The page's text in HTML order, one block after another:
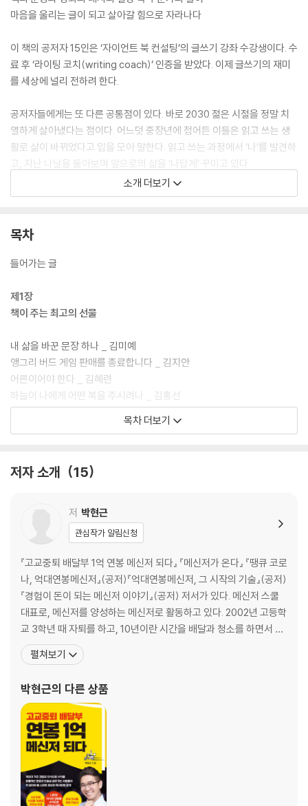
마음을 울리는 글이 되고 살아갈 힘으로 자라나다
이 책의 공저자 15인은 ‘자이언트 북 컨설팅’의 글쓰기 강좌 수강생이다. 수
료 후 ‘라이팅 코치(writing coach)’ 인증을 받았다. 이제 글쓰기의 재미
를 세상에 널리 전하려 한다.
공저자들에게는 또 다른 공통점이 있다. 바로 2030 젊은 시절을 정말 치
열하게 살아냈다는 점이다. 어느덧 중장년에 접어든 이들은 읽고 쓰는 생
활로 삶이 바뀌었다고 입을 모아 말한다. 읽고 쓰는 과정에서 ‘나’를 발견하
고, 지난 나날을 돌아보며 앞으로의 삶을 ‘나답게’ 꾸미고 있다.
글쓰기의 힘은 이토록 위대하다. 거창한 주제가 아니어도 좋다. 일상에서
음이 보이고 세상이 보인다. 그렇게 찾아낸 ‘진정한 나’로서 꿋꿋이 살아가
소개 더보기
목차
들어가는 글
제1장
책이 주는 최고의 선물
내 삶을 바꾼 문장 하나 _ 김미예
앵그리 버드 게임 판매를 종료합니다 _ 김지안
어른이어야 한다 _ 김혜련
하늘이 나에게 어떤 복을 주시려나 _ 김홍선
나의 인생, 나의 문장 _ 김한송
새로운 일을 시작하려는 나에게 _ 김희진
책에서 찾은 인생 단어 _ 석승희
비난하지 않는 삶의 태도 _ 이영숙 Grace
소중한 사람을 보는 건 기적이다 _ 이현경
묵묵히 하는 세 가지 쓰기 _ 이혜진
내가 만드는 미래, 그 찬란한 날을 위해 _ 윤희진
모두의 삶을 이롭게 할 지혜를 찾다 _ 정선묵
제2장
명대사는 어떻게 희망이 되는가
다행이다, 기댈 곳이 있어서 _ 김미예
당신, 많이 노력했어 _ 김혜련
하루가 온전히 내 것이라는 것 _ 김홍선
선물처럼 내게 온 메시지 _ 김한송
평범한 하루가 특별해지는 마법 _ 김희진
10초만 버텨라 _ 박현근
새로운 시작을 위한 준비 _ 서영식
신기하게 이어지다 _ 석승희
목차 더보기
저자 소개 15
저 박현근
관심작가 알림신청
『고교중퇴 배달부 1억 연봉 메신저 되다』 『메신저가 온다』 『땡큐 코로
나, 억대연봉메신저』(공저)『억대연봉메신저, 그 시작의 기술』(공저)
『경험이 돈이 되는 메신저 이야기』(공저) 저서가 있다. 메신저 스쿨
대표로, 메신저를 양성하는 메신저로 활동하고 있다. 2002년 고등학
교 3학년 때 자퇴를 하고, 10년이란 시간을 배달과 청소를 하면서 꿈
도 목표도 없이 살았다. 29살 때, 배달이 늦게 왔다는 이유로 뺨을 맞
았다. 다른 삶을 살기 위해 미친 듯이 책을 읽고, 배움에 투자한 결과
은 자신의 지식과 경험으
펼쳐보기
박현근의 다른 상품